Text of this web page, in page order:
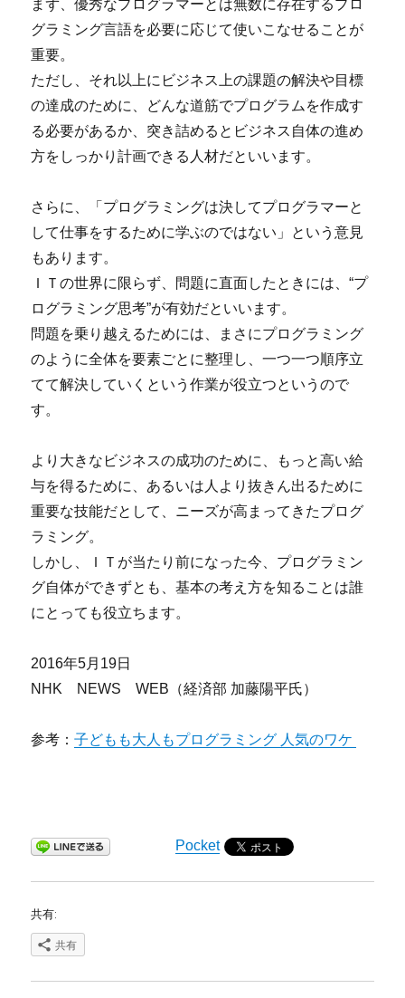
まず、優秀なプログラマーとは無数に存在するプロ
グラミング言語を必要に応じて使いこなせることが
重要。
ただし、それ以上にビジネス上の課題の解決や目標
の達成のために、どんな道筋でプログラムを作成す
る必要があるか、突き詰めるとビジネス自体の進め
方をしっかり計画できる人材だといいます。
さらに、「プログラミングは決してプログラマーと
して仕事をするために学ぶのではない」という意見
もあります。
ＩＴの世界に限らず、問題に直面したときには、“プ
ログラミング思考”が有効だといいます。
問題を乗り越えるためには、まさにプログラミング
のように全体を要素ごとに整理し、一つ一つ順序立
てて解決していくという作業が役立つというので
す。
より大きなビジネスの成功のために、もっと高い給
与を得るために、あるいは人より抜きん出るために
重要な技能だとして、ニーズが高まってきたプログ
ラミング。
しかし、ＩＴが当たり前になった今、プログラミン
グ自体ができずとも、基本の考え方を知ることは誰
にとっても役立ちます。
2016年5月19日
NHK NEWS WEB（経済部 加藤陽平氏）
参考：子どもも大人もプログラミング 人気のワケ
Pocket
共有:
共有